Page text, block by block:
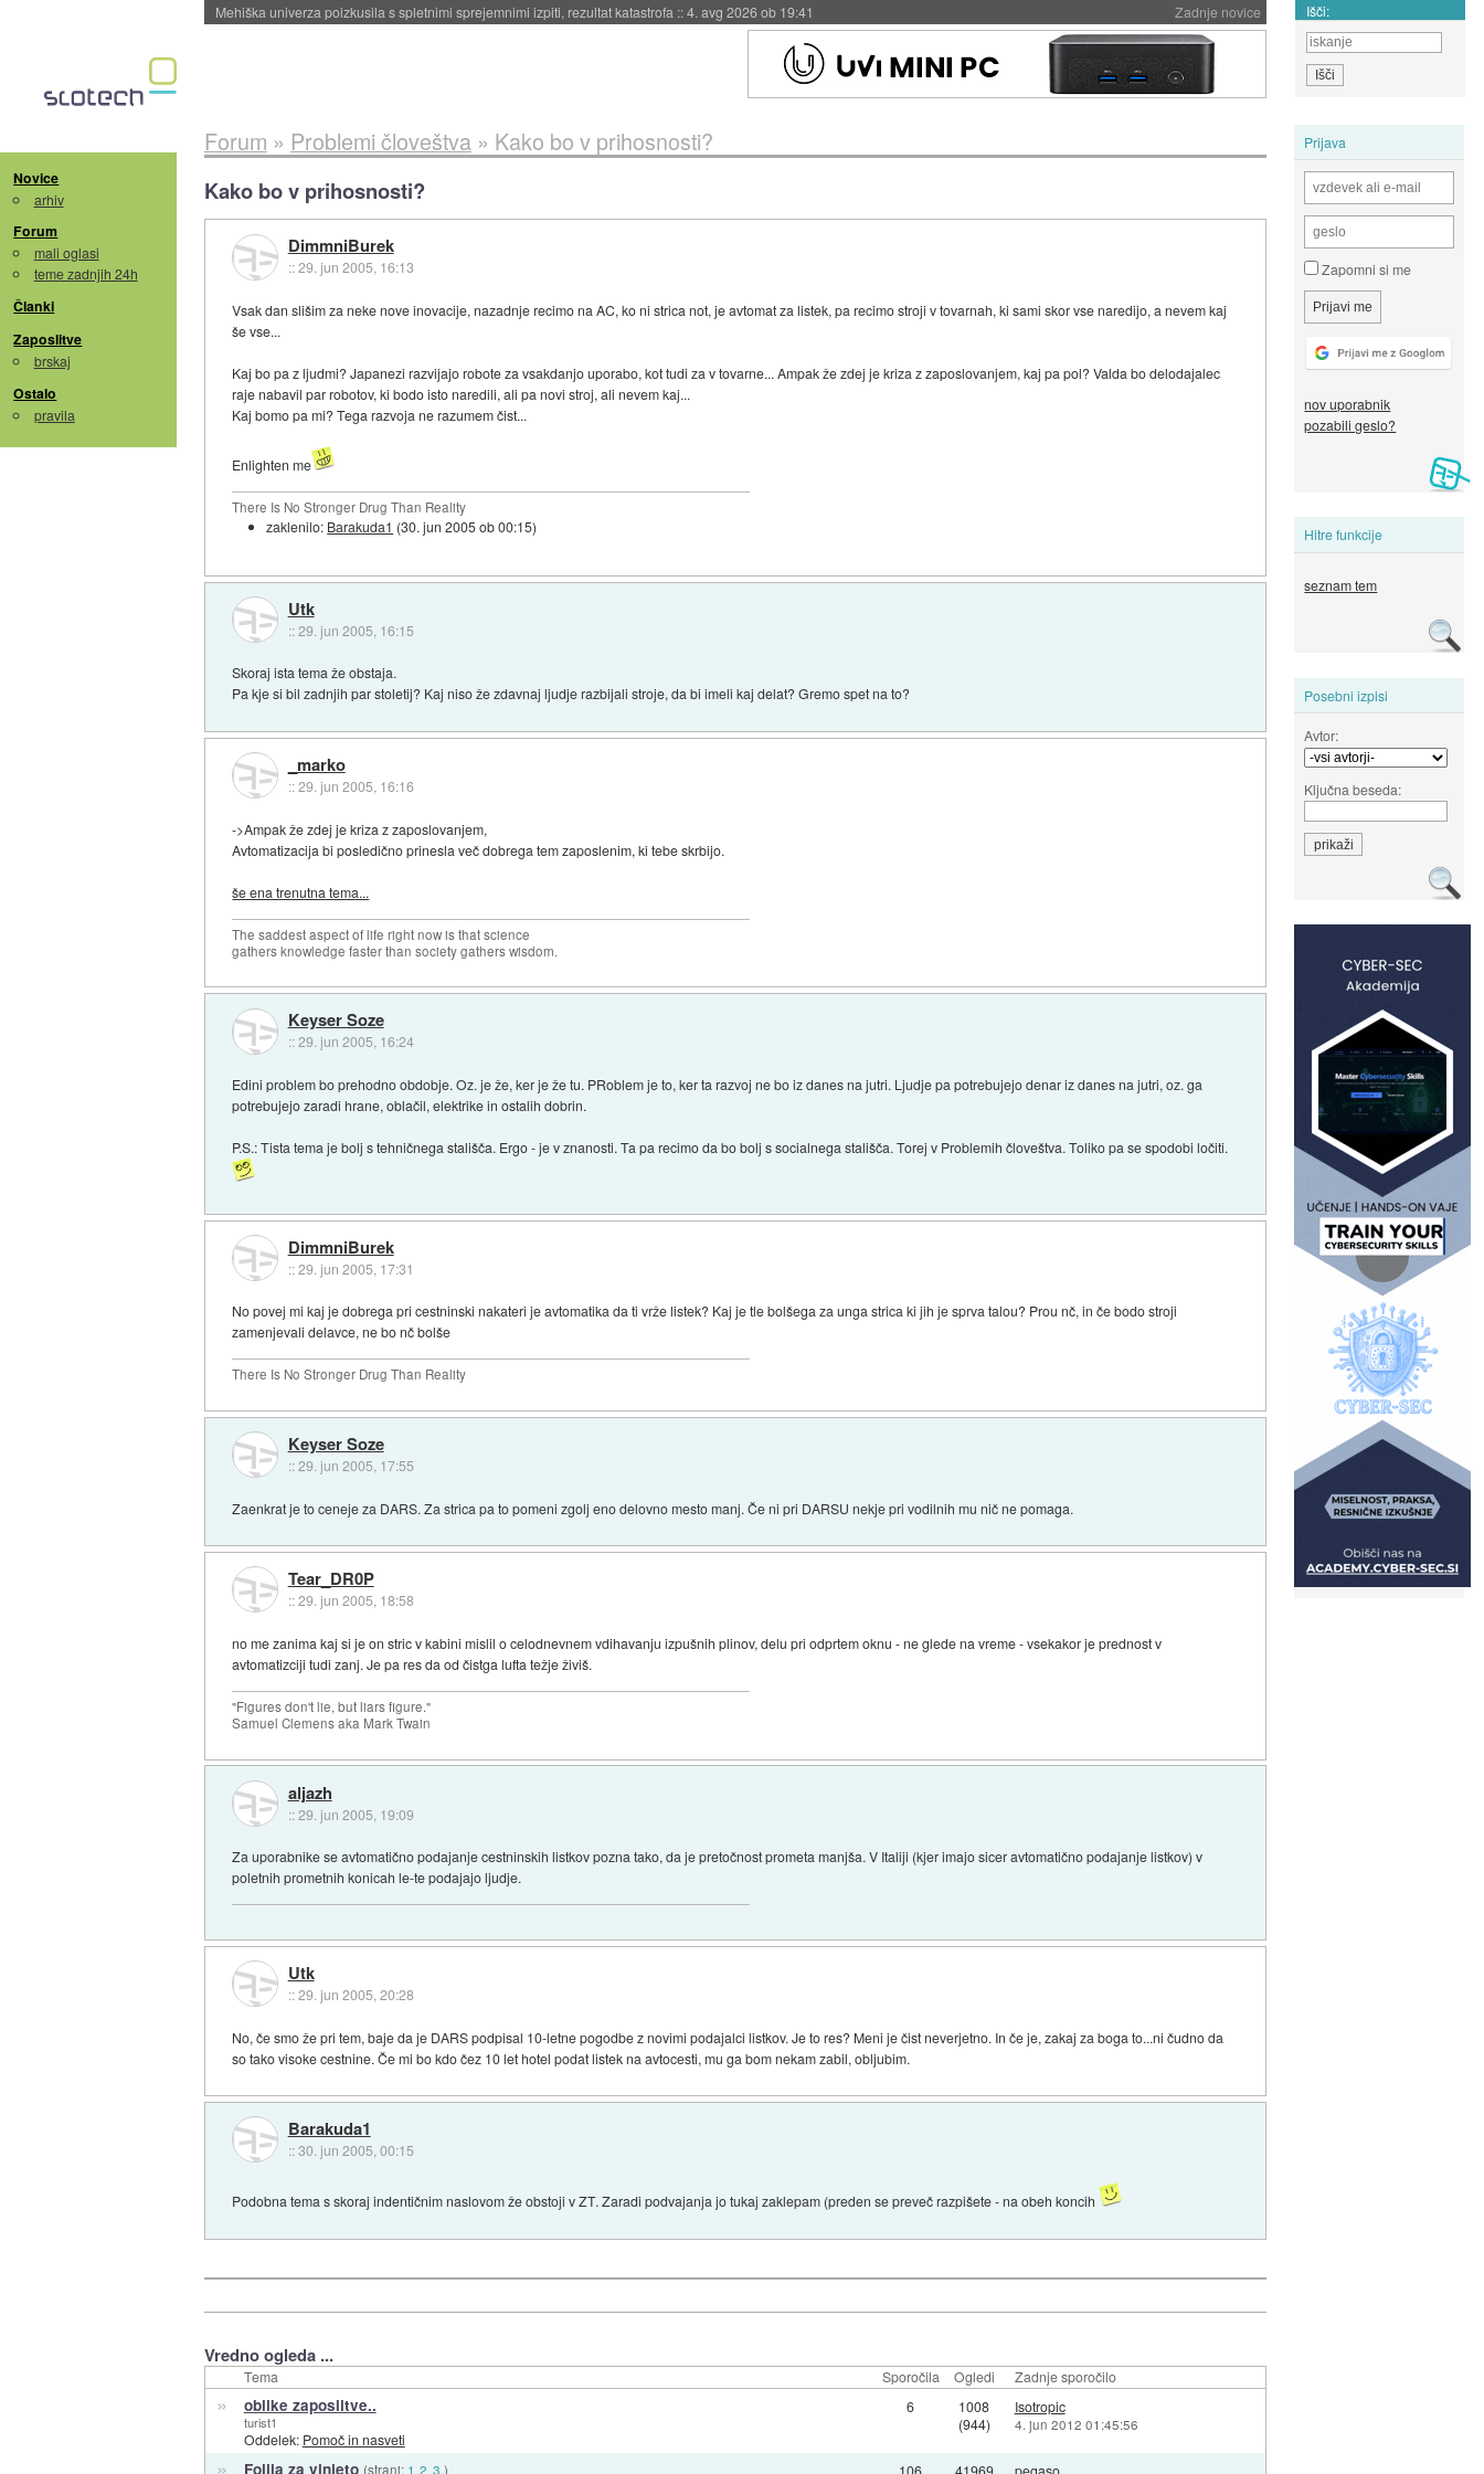
Zadnje novice
Evropska vesoljska agencija razvija svojo raketo za večkratno uporabo::4. avg 2026 ob 19:41 Išči:
Novice
arhiv
Forum
mali oglasi
teme zadnjih 24h
Članki
Zaposlitve
brskaj
Ostalo
pravila
Prijava
Zapomni si me
nov uporabnik
pozabili geslo?
Hitre funkcije
seznam tem
Posebni izpisi
Avtor:
Ključna beseda:
Forum » Problemi človeštva» Kako bo v prihosnosti?
Kako bo v prihosnosti?
DimmniBurek
::29. jun 2005, 16:13
Vsak dan slišim za neke nove inovacije, nazadnje recimo na AC, ko ni strica not, je avtomat za listek, pa recimo stroji v tovarnah, ki sami skor vse naredijo, a nevem kaj
še vse...
Kaj bo pa z ljudmi? Japanezi razvijajo robote za vsakdanjo uporabo, kot tudi za v tovarne... Ampak že zdej je kriza z zaposlovanjem, kaj pa pol? Valda bo delodajalec
raje nabavil par robotov, ki bodo isto naredili, ali pa novi stroj, ali nevem kaj...
Kaj bomo pa mi? Tega razvoja ne razumem čist...
Enlighten me
There Is No Stronger Drug Than Reality
zaklenilo: Barakuda1 (30. jun 2005 ob 00:15)
Utk
::29. jun 2005, 16:15
Skoraj ista tema že obstaja.
Pa kje si bil zadnjih par stoletij? Kaj niso že zdavnaj ljudje razbijali stroje, da bi imeli kaj delat? Gremo spet na to?
_marko
::29. jun 2005, 16:16
->Ampak že zdej je kriza z zaposlovanjem,
Avtomatizacija bi posledično prinesla več dobrega tem zaposlenim, ki tebe skrbijo.
še ena trenutna tema...
The saddest aspect of life right now is that science
gathers knowledge faster than society gathers wisdom.
Keyser Soze
::29. jun 2005, 16:24
Edini problem bo prehodno obdobje. Oz. je že, ker je že tu. PRoblem je to, ker ta razvoj ne bo iz danes na jutri. Ljudje pa potrebujejo denar iz danes na jutri, oz. ga
potrebujejo zaradi hrane, oblačil, elektrike in ostalih dobrin.
P.S.: Tista tema je bolj s tehničnega stališča. Ergo - je v znanosti. Ta pa recimo da bo bolj s socialnega stališča. Torej v Problemih človeštva. Toliko pa se spodobi ločiti.
DimmniBurek
::29. jun 2005, 17:31
No povej mi kaj je dobrega pri cestninski nakateri je avtomatika da ti vrže listek? Kaj je tle bolšega za unga strica ki jih je sprva talou? Prou nč, in če bodo stroji
zamenjevali delavce, ne bo nč bolše
There Is No Stronger Drug Than Reality
Keyser Soze
::29. jun 2005, 17:55
Zaenkrat je to ceneje za DARS. Za strica pa to pomeni zgolj eno delovno mesto manj. Če ni pri DARSU nekje pri vodilnih mu nič ne pomaga.
Tear_DR0P
::29. jun 2005, 18:58
no me zanima kaj si je on stric v kabini mislil o celodnevnem vdihavanju izpušnih plinov, delu pri odprtem oknu - ne glede na vreme - vsekakor je prednost v
avtomatizciji tudi zanj. Je pa res da od čistga lufta težje živiš.
"Figures don't lie, but liars figure."
Samuel Clemens aka Mark Twain
aljazh
::29. jun 2005, 19:09
Za uporabnike se avtomatično podajanje cestninskih listkov pozna tako, da je pretočnost prometa manjša. V Italiji (kjer imajo sicer avtomatično podajanje listkov) v
poletnih prometnih konicah le-te podajajo ljudje.
Utk
::29. jun 2005, 20:28
No, če smo že pri tem, baje da je DARS podpisal 10-letne pogodbe z novimi podajalci listkov. Je to res? Meni je čist neverjetno. In če je, zakaj za boga to...ni čudno da
so tako visoke cestnine. Če mi bo kdo čez 10 let hotel podat listek na avtocesti, mu ga bom nekam zabil, obljubim.
Barakuda1
::30. jun 2005, 00:15
Podobna tema s skoraj indentičnim naslovom že obstoji v ZT. Zaradi podvajanja jo tukaj zaklepam (preden se preveč razpišete - na obeh koncih
Vredno ogleda ...
Tema Sporočila Ogledi Zadnje sporočilo
» oblike zaposlitve..
turist1
Oddelek: Pomoč in nasveti
6
1008
(944)
Isotropic
4. jun 2012 01:45:56
» Folija za vinjeto (strani: 1 2 3 ) 106 41969 pegaso